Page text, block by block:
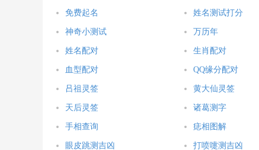
免费起名 姓名测试打分
神奇小测试 万历年
姓名配对 生肖配对
血型配对 QQ缘分配对
吕祖灵签 黄大仙灵签
天后灵签 诸葛测字
手相查询 痣相图解
眼皮跳测吉凶 打喷嚏测吉凶